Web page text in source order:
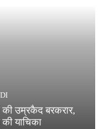
की उम्रकैद बरकरार,
याचिका